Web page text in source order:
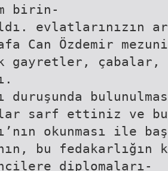
birin-
evlatlarınızın
Can Özdemir
gayretler, çabalar,
duruşunda
sarf ettiniz ve
okunması ile
bu fedakarlığın
diplomaları-